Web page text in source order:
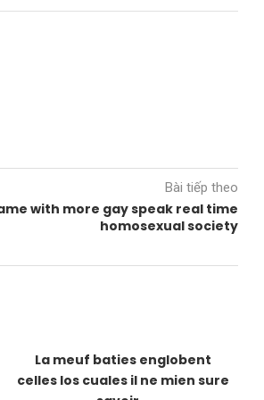
Bài tiếp theo
with more gay speak real time
homosexual society
La meuf baties englobent
celles los cuales il ne mien sure